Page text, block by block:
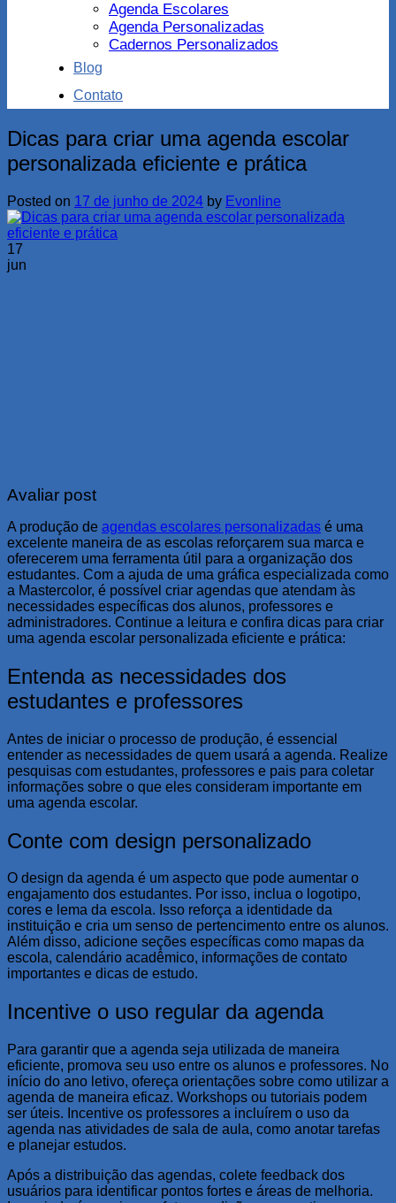
Agenda Escolares
Agenda Personalizadas
Cadernos Personalizados
Blog
Contato
Dicas para criar uma agenda escolar
personalizada eficiente e prática
Posted on 17 de junho de 2024 by Evonline
17
jun
Avaliar post
A produção de agendas escolares personalizadas é uma
excelente maneira de as escolas reforçarem sua marca e
oferecerem uma ferramenta útil para a organização dos
estudantes. Com a ajuda de uma gráfica especializada como
a Mastercolor, é possível criar agendas que atendam às
necessidades específicas dos alunos, professores e
administradores. Continue a leitura e confira dicas para criar
uma agenda escolar personalizada eficiente e prática:
Entenda as necessidades dos
estudantes e professores
Antes de iniciar o processo de produção, é essencial
entender as necessidades de quem usará a agenda. Realize
pesquisas com estudantes, professores e pais para coletar
informações sobre o que eles consideram importante em
uma agenda escolar.
Conte com design personalizado
O design da agenda é um aspecto que pode aumentar o
engajamento dos estudantes. Por isso, inclua o logotipo,
cores e lema da escola. Isso reforça a identidade da
instituição e cria um senso de pertencimento entre os alunos.
Além disso, adicione seções específicas como mapas da
escola, calendário acadêmico, informações de contato
importantes e dicas de estudo.
Incentive o uso regular da agenda
Para garantir que a agenda seja utilizada de maneira
eficiente, promova seu uso entre os alunos e professores. No
início do ano letivo, ofereça orientações sobre como utilizar a
agenda de maneira eficaz. Workshops ou tutoriais podem
ser úteis. Incentive os professores a incluírem o uso da
agenda nas atividades de sala de aula, como anotar tarefas
e planejar estudos.
Após a distribuição das agendas, colete feedback dos
usuários para identificar pontos fortes e áreas de melhoria.